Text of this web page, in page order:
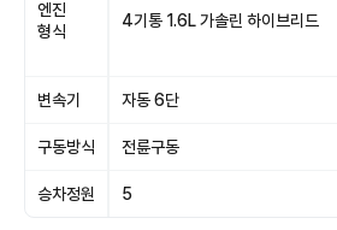
엔진
형식
4기통 1.6L 가솔린 하이브리드
변속기 자동 6단
구동방식 전륜구동
승차정원 5